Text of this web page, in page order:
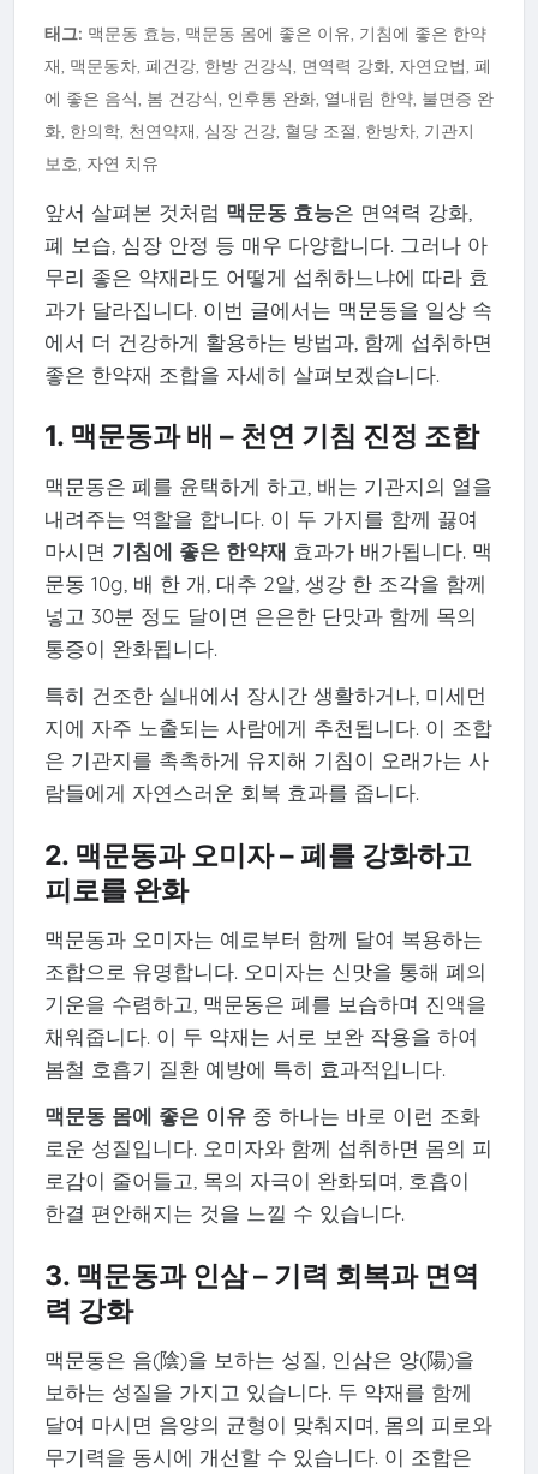
태그: 맥문동 효능, 맥문동 몸에 좋은 이유, 기침에 좋은 한약
재, 맥문동차, 폐건강, 한방 건강식, 면역력 강화, 자연요법, 폐
에 좋은 음식, 봄 건강식, 인후통 완화, 열내림 한약, 불면증 완
화, 한의학, 천연약재, 심장 건강, 혈당 조절, 한방차, 기관지
보호, 자연 치유
앞서 살펴본 것처럼 맥문동 효능은 면역력 강화,
폐 보습, 심장 안정 등 매우 다양합니다. 그러나 아
무리 좋은 약재라도 어떻게 섭취하느냐에 따라 효
과가 달라집니다. 이번 글에서는 맥문동을 일상 속
에서 더 건강하게 활용하는 방법과, 함께 섭취하면
좋은 한약재 조합을 자세히 살펴보겠습니다.
1. 맥문동과 배 – 천연 기침 진정 조합
맥문동은 폐를 윤택하게 하고, 배는 기관지의 열을
내려주는 역할을 합니다. 이 두 가지를 함께 끓여
마시면 기침에 좋은 한약재 효과가 배가됩니다. 맥
문동 10g, 배 한 개, 대추 2알, 생강 한 조각을 함께
넣고 30분 정도 달이면 은은한 단맛과 함께 목의
통증이 완화됩니다.
특히 건조한 실내에서 장시간 생활하거나, 미세먼
지에 자주 노출되는 사람에게 추천됩니다. 이 조합
은 기관지를 촉촉하게 유지해 기침이 오래가는 사
람들에게 자연스러운 회복 효과를 줍니다.
2. 맥문동과 오미자 – 폐를 강화하고
피로를 완화
맥문동과 오미자는 예로부터 함께 달여 복용하는
조합으로 유명합니다. 오미자는 신맛을 통해 폐의
기운을 수렴하고, 맥문동은 폐를 보습하며 진액을
채워줍니다. 이 두 약재는 서로 보완 작용을 하여
봄철 호흡기 질환 예방에 특히 효과적입니다.
맥문동 몸에 좋은 이유중 하나는 바로 이런 조화
로운 성질입니다. 오미자와 함께 섭취하면 몸의 피
로감이 줄어들고, 목의 자극이 완화되며, 호흡이
한결 편안해지는 것을 느낄 수 있습니다.
3. 맥문동과 인삼 – 기력 회복과 면역
력 강화
맥문동은 음(陰)을 보하는 성질, 인삼은 양(陽)을
보하는 성질을 가지고 있습니다. 두 약재를 함께
달여 마시면 음양의 균형이 맞춰지며, 몸의 피로와
무기력을 동시에 개선할 수 있습니다. 이 조합은